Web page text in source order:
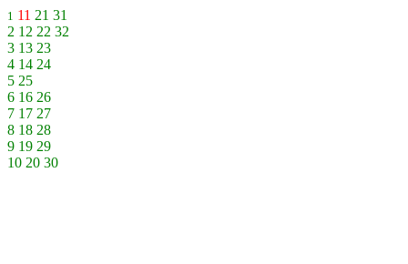
1 11 21 31
2 12 22 32
3 13 23
4 14 24
5 25
6 16 26
7 17 27
8 18 28
9 19 29
10 20 30